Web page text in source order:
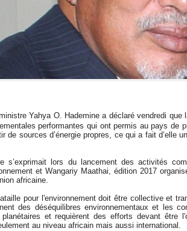
Yahya O. Hademine a déclaré vendredi que
performantes qui ont permis au pays de
de sources d’énergie propres, ce qui a fait d’elle
s’exprimait lors du lancement des activités
et Wangariy Maathai, édition 2017
africaine.
pour l'environnement doit être collective et
des déséquilibres environnementaux et les
et requièrent des efforts devant être
au niveau africain mais aussi international.